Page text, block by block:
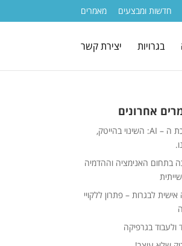
חדשות ומבצעים מאמרים
בגרויות יצירת קשר
אחרונים
מהפכת ה – AI: השינוי בהייטק,
בתחום האנימציה וההדמיה
לבגרות – פתרון ללקויי
ולעבוד בגרפיקה